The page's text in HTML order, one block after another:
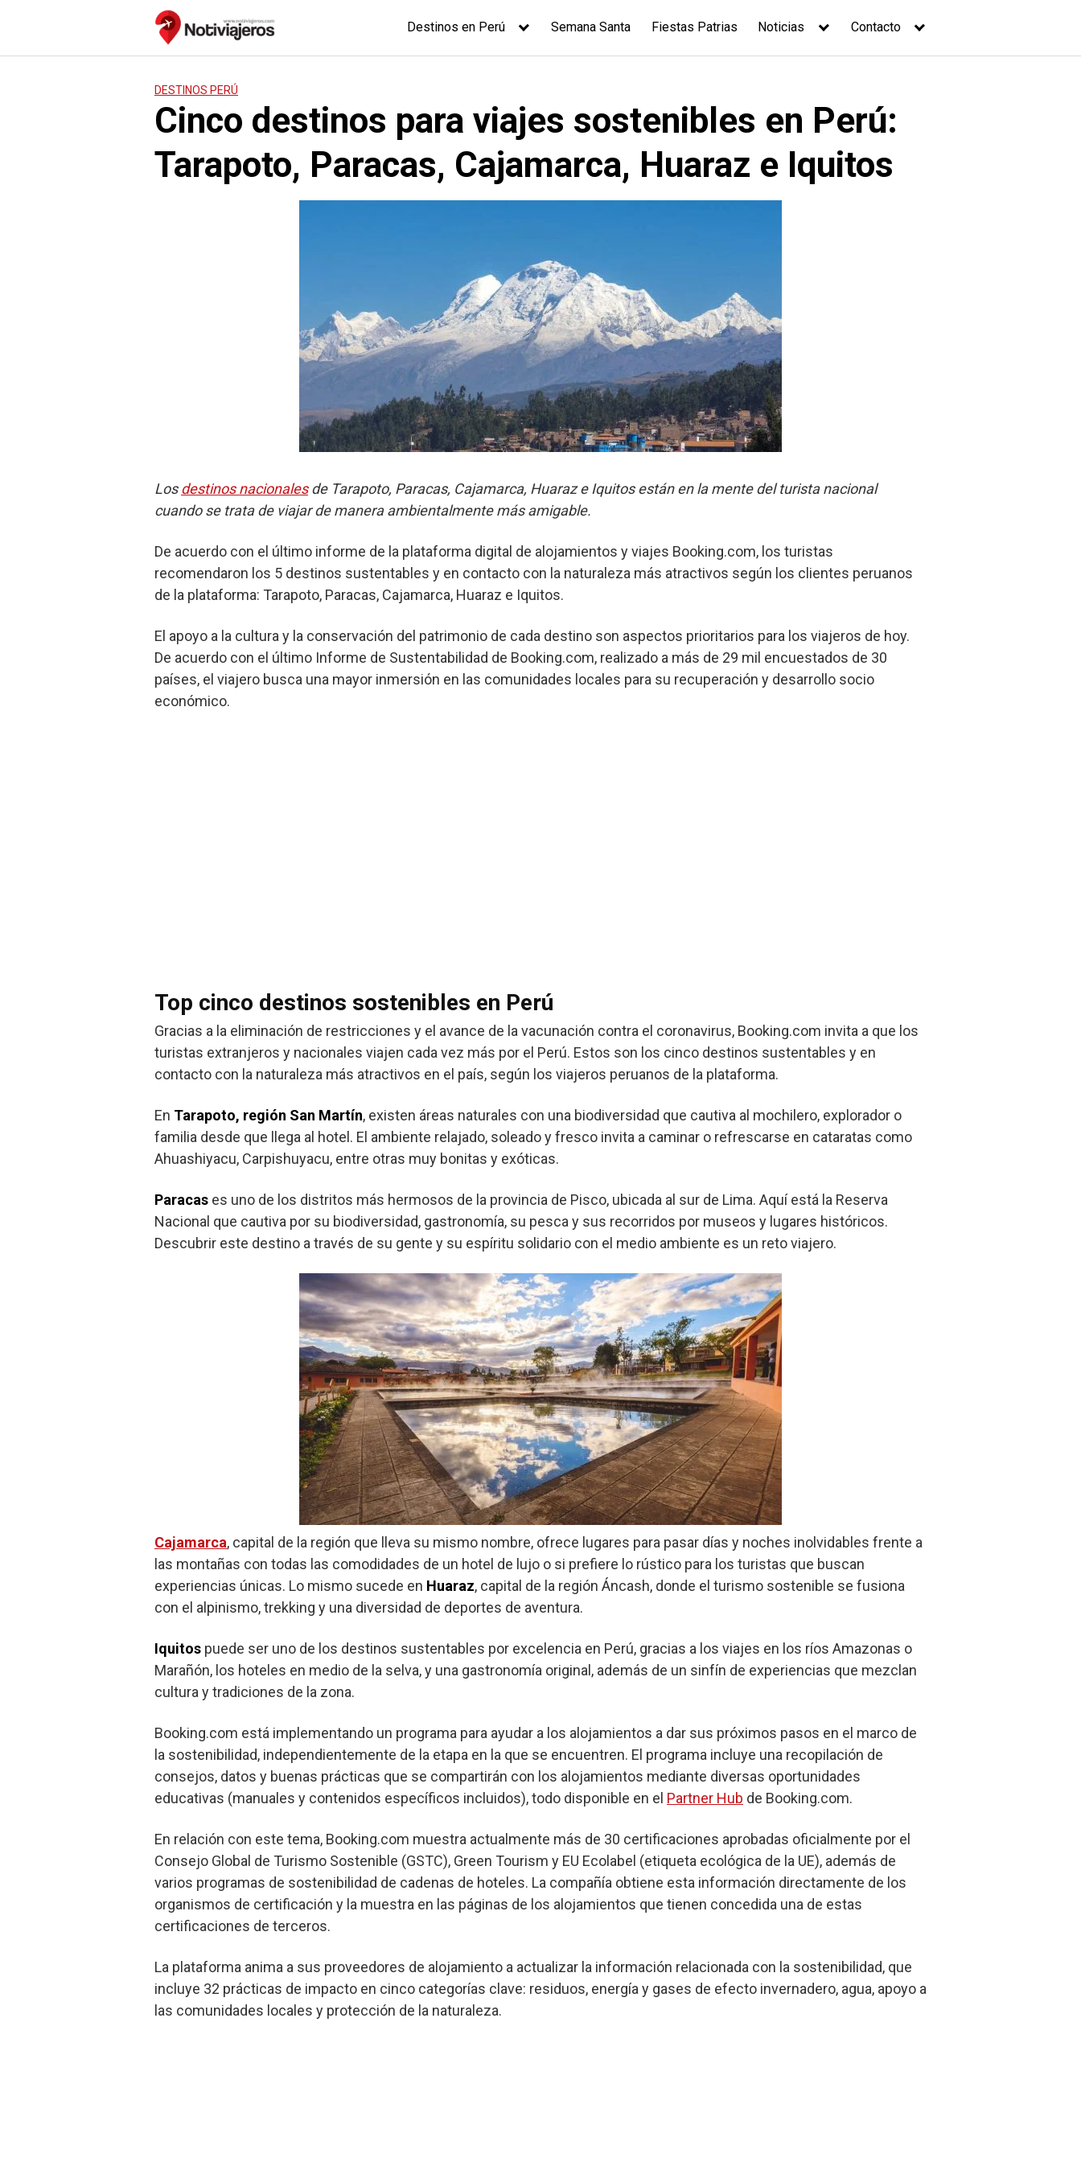
Destinos en Perú Semana Santa Fiestas Patrias Noticias Contacto
DESTINOS PERÚ
Cinco destinos para viajes sostenibles en Perú:
Tarapoto, Paracas, Cajamarca, Huaraz e Iquitos
Losdestinos nacionalesde Tarapoto, Paracas, Cajamarca, Huaraz e Iquitos están en la mente del turista nacional
cuando se trata de viajar de manera ambientalmente más amigable.
De acuerdo con el último informe de la plataforma digital de alojamientos y viajes Booking.com, los turistas
recomendaron los 5 destinos sustentables y en contacto con la naturaleza más atractivos según los clientes peruanos
de la plataforma: Tarapoto, Paracas, Cajamarca, Huaraz e Iquitos.
El apoyo a la cultura y la conservación del patrimonio de cada destino son aspectos prioritarios para los viajeros de hoy.
De acuerdo con el último Informe de Sustentabilidad de Booking.com, realizado a más de 29 mil encuestados de 30
países, el viajero busca una mayor inmersión en las comunidades locales para su recuperación y desarrollo socio
económico.
Top cinco destinos sostenibles en Perú
Gracias a la eliminación de restricciones y el avance de la vacunación contra el coronavirus, Booking.com invita a que los
turistas extranjeros y nacionales viajen cada vez más por el Perú. Estos son los cinco destinos sustentables y en
contacto con la naturaleza más atractivos en el país, según los viajeros peruanos de la plataforma.
En Tarapoto, región San Martín, existen áreas naturales con una biodiversidad que cautiva al mochilero, explorador o
familia desde que llega al hotel. El ambiente relajado, soleado y fresco invita a caminar o refrescarse en cataratas como
Ahuashiyacu, Carpishuyacu, entre otras muy bonitas y exóticas.
Paracas es uno de los distritos más hermosos de la provincia de Pisco, ubicada al sur de Lima. Aquí está la Reserva
Nacional que cautiva por su biodiversidad, gastronomía, su pesca y sus recorridos por museos y lugares históricos.
Descubrir este destino a través de su gente y su espíritu solidario con el medio ambiente es un reto viajero.
Cajamarca, capital de la región que lleva su mismo nombre, ofrece lugares para pasar días y noches inolvidables frente a
las montañas con todas las comodidades de un hotel de lujo o si prefiere lo rústico para los turistas que buscan
experiencias únicas. Lo mismo sucede en Huaraz, capital de la región Áncash, donde el turismo sostenible se fusiona
con el alpinismo, trekking y una diversidad de deportes de aventura.
Iquitos puede ser uno de los destinos sustentables por excelencia en Perú, gracias a los viajes en los ríos Amazonas o
Marañón, los hoteles en medio de la selva, y una gastronomía original, además de un sinfín de experiencias que mezclan
cultura y tradiciones de la zona.
Booking.com está implementando un programa para ayudar a los alojamientos a dar sus próximos pasos en el marco de
la sostenibilidad, independientemente de la etapa en la que se encuentren. El programa incluye una recopilación de
consejos, datos y buenas prácticas que se compartirán con los alojamientos mediante diversas oportunidades
educativas (manuales y contenidos específicos incluidos), todo disponible en el Partner Hub de Booking.com.
En relación con este tema, Booking.com muestra actualmente más de 30 certificaciones aprobadas oficialmente por el
Consejo Global de Turismo Sostenible (GSTC), Green Tourism y EU Ecolabel (etiqueta ecológica de la UE), además de
varios programas de sostenibilidad de cadenas de hoteles. La compañía obtiene esta información directamente de los
organismos de certificación y la muestra en las páginas de los alojamientos que tienen concedida una de estas
certificaciones de terceros.
La plataforma anima a sus proveedores de alojamiento a actualizar la información relacionada con la sostenibilidad, que
incluye 32 prácticas de impacto en cinco categorías clave: residuos, energía y gases de efecto invernadero, agua, apoyo a
las comunidades locales y protección de la naturaleza.